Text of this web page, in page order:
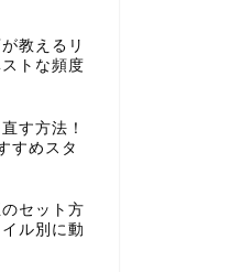
教えるリ
トな頻度
す方法！
すめスタ
セット方
ル別に動